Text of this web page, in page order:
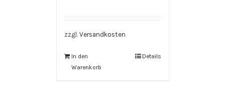
zzgl. Versandkosten
In den
Warenkorb
Details